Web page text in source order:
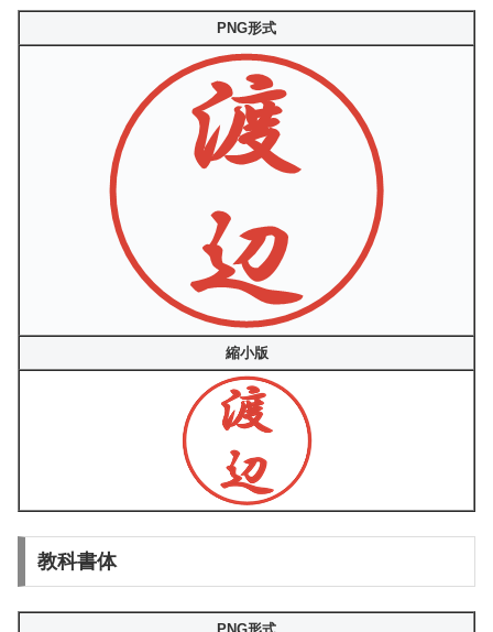
PNG形式
縮小版
教科書体